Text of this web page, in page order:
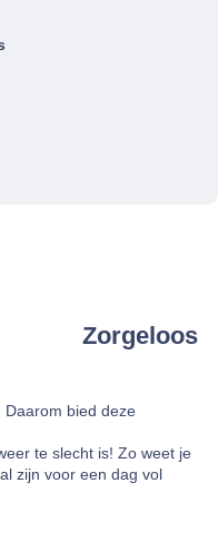
Zorgeloos
Daarom bied deze
te slecht is! Zo weet je
zijn voor een dag vol